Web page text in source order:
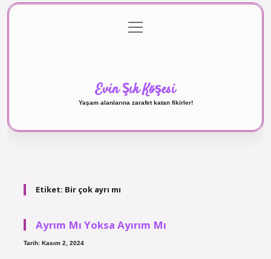
Gizlilik Politikası
menüyü
aç
Evin Şık Köşesi
Yaşam alanlarına zarafet katan fikirler!
Etiket: Bir çok ayrı mı
Ayrım Mı Yoksa Ayırım Mı
Tarih: Kasım 2, 2024